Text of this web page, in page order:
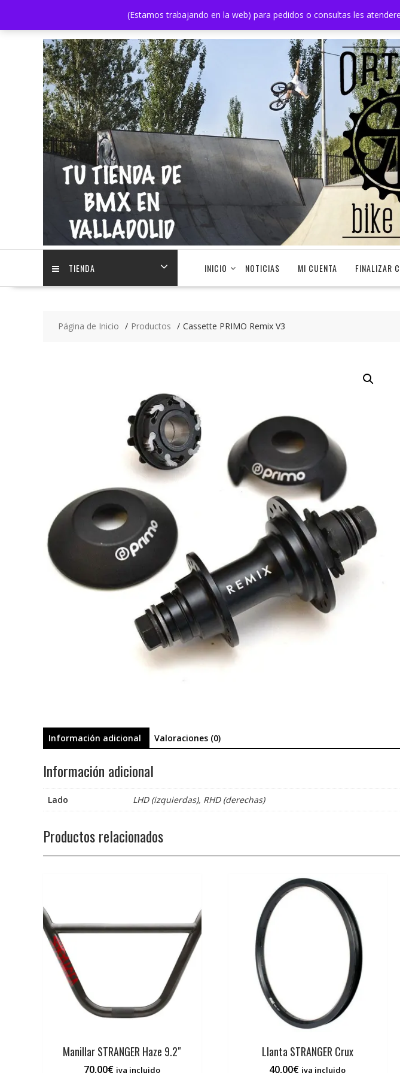
(Estamos trabajando en la web) para pedidos o consultas les
TIENDA INICIO NOTICIAS MI CUENTA FINALIZAR
Página de Inicio Productos Cassette PRIMO Remix V3
Información adicional Valoraciones (0)
Información adicional
Lado LHD (izquierdas), RHD (derechas)
Productos relacionados
Manillar STRANGER Haze 9.2″
70,00€ iva incluido
Llanta STRANGER Crux
40,00€ iva incluido